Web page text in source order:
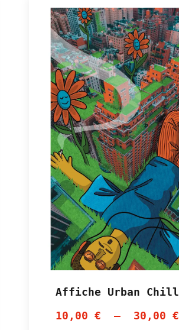
Affiche Urban Chill
10,00 € – 30,00 €